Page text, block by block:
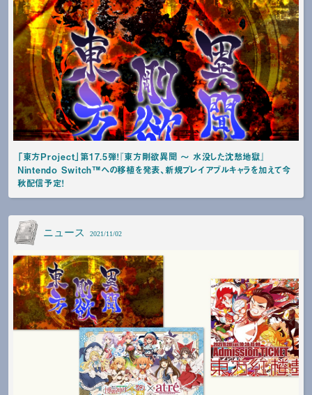
「東方Project」第17.5弾！『東方剛欲異聞 ～ 水没した沈愁地獄』
Nintendo Switch™への移植を発表、新規プレイアブルキャラを加えて今
秋配信予定！
ニュース 2021/11/02